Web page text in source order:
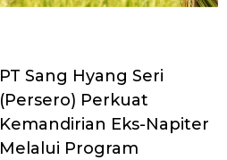
PT Sang Hyang Seri
(Persero) Perkuat
Kemandirian Eks-Napiter
Melalui Program